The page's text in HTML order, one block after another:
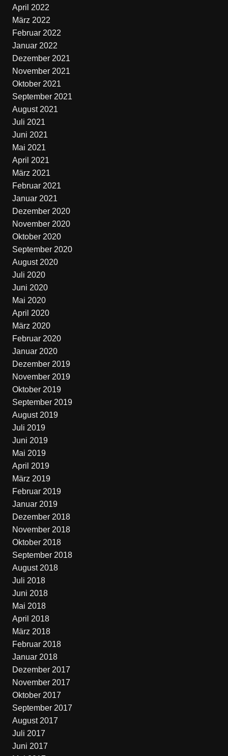
April 2022
März 2022
Februar 2022
Januar 2022
Dezember 2021
November 2021
Oktober 2021
September 2021
August 2021
Juli 2021
Juni 2021
Mai 2021
April 2021
März 2021
Februar 2021
Januar 2021
Dezember 2020
November 2020
Oktober 2020
September 2020
August 2020
Juli 2020
Juni 2020
Mai 2020
April 2020
März 2020
Februar 2020
Januar 2020
Dezember 2019
November 2019
Oktober 2019
September 2019
August 2019
Juli 2019
Juni 2019
Mai 2019
April 2019
März 2019
Februar 2019
Januar 2019
Dezember 2018
November 2018
Oktober 2018
September 2018
August 2018
Juli 2018
Juni 2018
Mai 2018
April 2018
März 2018
Februar 2018
Januar 2018
Dezember 2017
November 2017
Oktober 2017
September 2017
August 2017
Juli 2017
Juni 2017